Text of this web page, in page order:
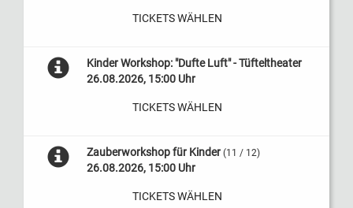
TICKETS WÄHLEN
Kinder Workshop: "Dufte Luft" - Tüfteltheater
26.08.2026, 15:00 Uhr
TICKETS WÄHLEN
Zauberworkshop für Kinder (11 / 12)
26.08.2026, 15:00 Uhr
TICKETS WÄHLEN